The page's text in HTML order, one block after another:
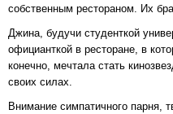
собственным рестораном. Их
Джина, будучи студенткой
официанткой в ресторане, в
конечно, мечтала стать
своих силах.
Внимание симпатичного парня,